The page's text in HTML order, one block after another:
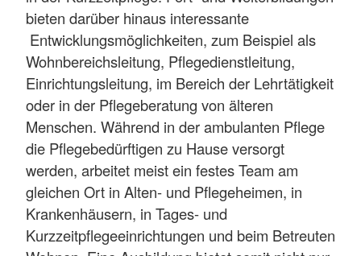
bieten darüber hinaus interessante
Entwicklungsmöglichkeiten, zum Beispiel als
Wohnbereichsleitung, Pflegedienstleitung,
Einrichtungsleitung, im Bereich der Lehrtätigkeit
oder in der Pflegeberatung von älteren
Menschen. Während in der ambulanten Pflege
die Pflegebedürftigen zu Hause versorgt
werden, arbeitet meist ein festes Team am
gleichen Ort in Alten- und Pflegeheimen, in
Krankenhäusern, in Tages- und
Kurzzeitpflegeeinrichtungen und beim Betreuten